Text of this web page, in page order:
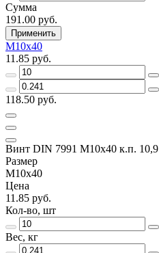
Сумма
191.00 руб.
Применить
M10x40
11.85 руб.
118.50 руб.
Винт DIN 7991 M10x40 к.п. 10,9
Размер
M10x40
Цена
11.85 руб.
Кол-во, шт
Вес, кг